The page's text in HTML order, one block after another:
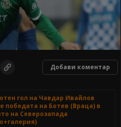
Добави коментар
гол на Чавдар Ивайлов
победата на Ботев (Враца) в
на Северозапада